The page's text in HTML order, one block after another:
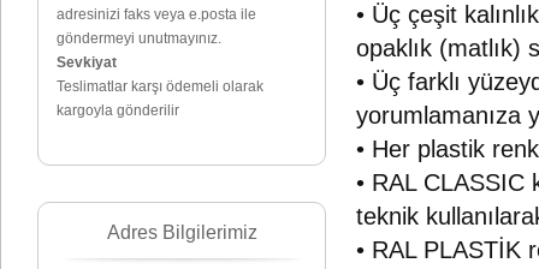
adresinizi faks veya e.posta ile
göndermeyi unutmayınız.
Sevkiyat
Teslimatlar karşı ödemeli olarak
kargoyla gönderilir
Adres Bilgilerimiz
• Üç çeşit
opaklık (matlık)
• Üç farklı
yorumlamanıza
• Her plastik
• RAL
teknik
• RAL PLASTİK